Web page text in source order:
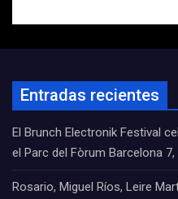
Entradas recientes
El Brunch Electronik Festival
el Parc del Fòrum Barcelona
Rosario, Miguel Ríos, Leire